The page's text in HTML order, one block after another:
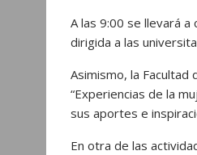
A las 9:00 se llevará
dirigida a las
Asimismo, la Facultad
“Experiencias de la
sus aportes e
En otra de las